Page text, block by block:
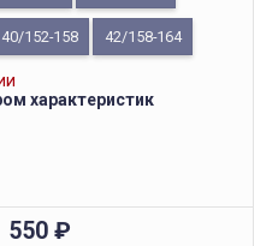
40/152-158 42/158-164
характеристик
550 ₽